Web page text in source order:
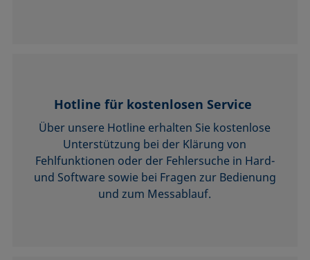
Hotline für kostenlosen Service
Über unsere Hotline erhalten Sie kostenlose
Unterstützung bei der Klärung von
Fehlfunktionen oder der Fehlersuche in Hard-
und Software sowie bei Fragen zur Bedienung
und zum Messablauf.